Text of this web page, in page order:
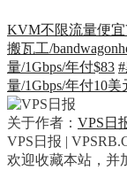
KVM不限流量便宜
搬瓦工/
量/1Gbps/年付$83
量/1Gbps/年付10美
关于作者： VPS日
VPS日报 |
欢迎收藏本站，并